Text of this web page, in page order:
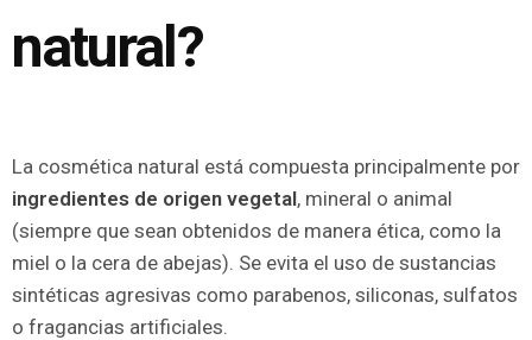
natural?
La cosmética natural está compuesta principalmente por
ingredientes de origen vegetal, mineral o animal
(siempre que sean obtenidos de manera ética, como la
miel o la cera de abejas). Se evita el uso de sustancias
sintéticas agresivas como parabenos, siliconas, sulfatos
o fragancias artificiales.